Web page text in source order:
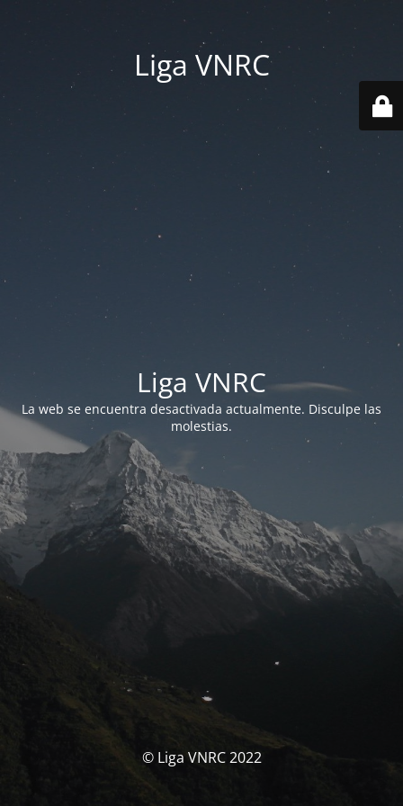
Liga VNRC
Liga VNRC
La web se encuentra desactivada actualmente. Disculpe las
molestias.
© Liga VNRC 2022